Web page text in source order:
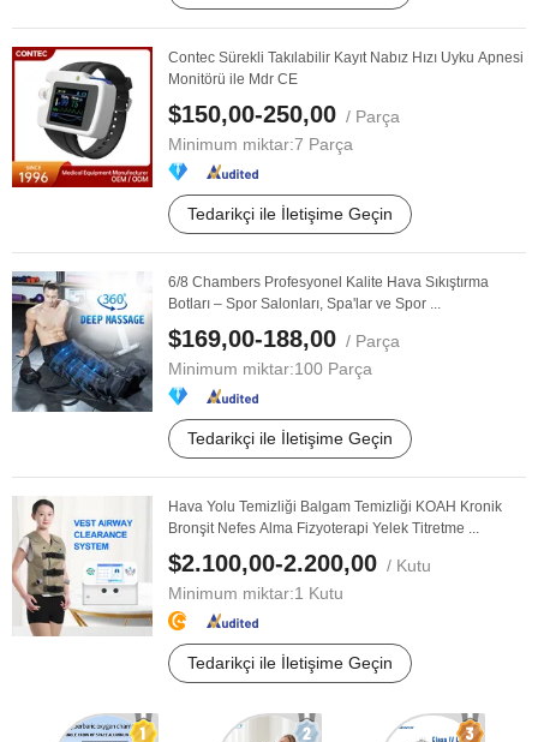
Contec Sürekli Takılabilir Kayıt Nabız Hızı Uyku Apnesi
Monitörü ile Mdr CE
$150,00-250,00 / Parça
Minimum miktar:7 Parça
Tedarikçi ile İletişime Geçin
6/8 Chambers Profesyonel Kalite Hava Sıkıştırma
Botları – Spor Salonları, Spa'lar ve Spor ...
$169,00-188,00 / Parça
Minimum miktar:100 Parça
Tedarikçi ile İletişime Geçin
Hava Yolu Temizliği Balgam Temizliği KOAH Kronik
Bronşit Nefes Alma Fizyoterapi Yelek Titretme ...
$2.100,00-2.200,00 / Kutu
Minimum miktar:1 Kutu
Tedarikçi ile İletişime Geçin